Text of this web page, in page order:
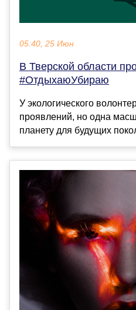
05:40, 25 Июн
В Тверской области
#ОтдыхаюУбираю
У экологического
проявлений, но одна
планету для будущих